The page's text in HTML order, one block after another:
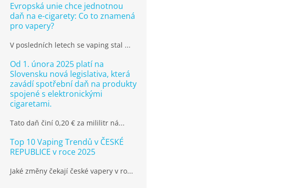
Evropská unie chce jednotnou
daň na e-cigarety: Co to znamená
pro vapery?
V posledních letech se vaping stal ...
Od 1. února 2025 platí na
Slovensku nová legislativa, která
zavádí spotřební daň na produkty
spojené s elektronickými
cigaretami.
Tato daň činí 0,20 € za mililitr ná...
Top 10 Vaping Trendů v ČESKÉ
REPUBLICE v roce 2025
Jaké změny čekají české vapery v ro...